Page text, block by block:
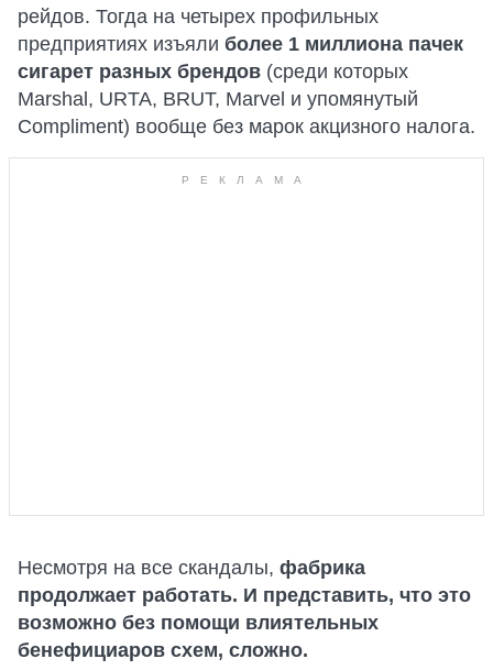
рейдов. Тогда на четырех профильных
предприятиях изъяли более 1 миллиона пачек
сигарет разных брендов (среди которых
Marshal, URTA, BRUT, Marvel и упомянутый
Compliment) вообще без марок акцизного налога.
Несмотря на все скандалы, фабрика
продолжает работать. И представить, что это
возможно без помощи влиятельных
бенефициаров схем, сложно.